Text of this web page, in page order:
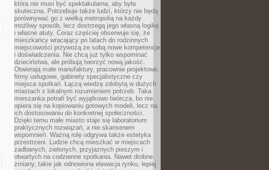
która nie musi być spektakularna, aby była
skuteczna. Potrzebuje także ludzi, którzy nie będą
porównywać go z wielką metropolią na każdy
możliwy sposób, lecz dostrzegą jego własną logikę
i własne atuty. Coraz częściej obserwuje się, że
mieszkańcy wracający po latach do rodzinnych
miejscowości przywożą ze sobą nowe kompetencje
i doświadczenia. Nie chcą już tylko wspominać
dzieciństwa, ale próbują tworzyć nową jakość.
Otwierają małe manufaktury, pracownie projektowe,
firmy usługowe, gabinety specjalistyczne czy
miejsca spotkań. Łączą wiedzę zdobytą w dużych
miastach z lokalnym rozumieniem potrzeb. Taka
mieszanka potrafi być wyjątkowo twórcza, bo nie
opiera się na kopiowaniu gotowych modeli, lecz na
ich dostosowaniu do konkretnej społeczności.
Dzięki temu małe miasto staje się laboratorium
praktycznych rozwiązań, a nie skansenem
wspomnień. Ważną rolę odgrywa także estetyka
przestrzeni. Ludzie chcą mieszkać w miejscach
zadbanych, zielonych, przyjaznych pieszym i
otwartych na codzienne spotkania. Nawet drobne
zmiany, takie jak odnowiona elewacja rynku, lepiej